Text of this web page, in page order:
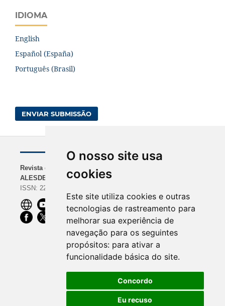
O nosso site usa
cookies
Este site utiliza cookies e outras
tecnologias de rastreamento para
melhorar sua experiência de
navegação para os seguintes
propósitos: para ativar a
funcionalidade básica do site.
Concordo
Eu recuso
IDIOMA
English
Español (España)
Português (Brasil)
ENVIAR SUBMISSÃO
Revista da
ALESDE
ISSN: 2238-0000
NAVEGAÇÃO
Sobre a Revista
Autores
Equipe Editorial
ROAD | Dimensions |
CiteFactor
OpenAIRE |
ScienceOpen | Ibict